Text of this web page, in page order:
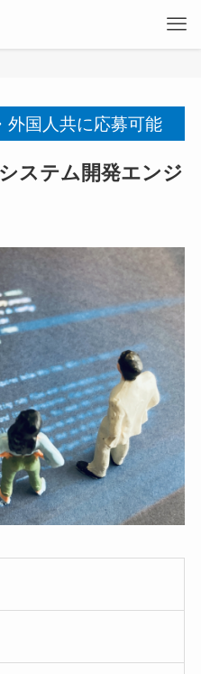
外国人共に応募可能
ステム開発エンジ